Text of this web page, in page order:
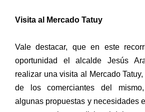
Visita al Mercado Tatuy
Vale destacar, que en este
oportunidad el alcalde Jesús
realizar una visita al Mercado
de los comerciantes del
algunas propuestas y necesidades